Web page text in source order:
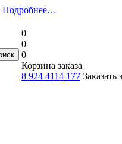
Подробнее…
0
0
0
Корзина заказа
8 924 4114 177 Заказать